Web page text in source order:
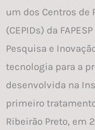
um dos Centros de
(CEPIDs) da
Pesquisa e
tecnologia para a
desenvolvida na
primeiro
Ribeirão Preto, em